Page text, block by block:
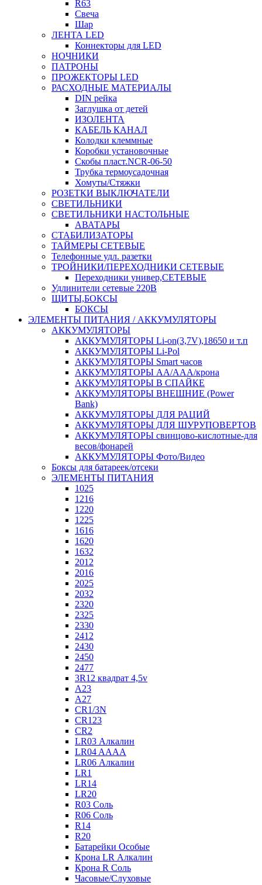
R63
Свеча
Шар
ЛЕНТА LED
Коннекторы для LED
НОЧНИКИ
ПАТРОНЫ
ПРОЖЕКТОРЫ LED
РАСХОДНЫЕ МАТЕРИАЛЫ
DIN рейка
Заглушка от детей
ИЗОЛЕНТА
КАБЕЛЬ КАНАЛ
Колодки клеммные
Коробки установочные
Скобы пласт.NCR-06-50
Трубка термоусадочная
Хомуты/Стяжки
РОЗЕТКИ ВЫКЛЮЧАТЕЛИ
СВЕТИЛЬНИКИ
СВЕТИЛЬНИКИ НАСТОЛЬНЫЕ
АВАТАРЫ
СТАБИЛИЗАТОРЫ
ТАЙМЕРЫ СЕТЕВЫЕ
Телефонные удл. разетки
ТРОЙНИКИ/ПЕРЕХОДНИКИ СЕТЕВЫЕ
Переходники универ,СЕТЕВЫЕ
Удлинители сетевые 220В
ЩИТЫ,БОКСЫ
БОКСЫ
ЭЛЕМЕНТЫ ПИТАНИЯ / АККУМУЛЯТОРЫ
АККУМУЛЯТОРЫ
АККУМУЛЯТОРЫ Li-on(3,7V),18650 и т.п
АККУМУЛЯТОРЫ Li-Pol
АККУМУЛЯТОРЫ Smart часов
АККУМУЛЯТОРЫ АА/ААА/крона
АККУМУЛЯТОРЫ В СПАЙКЕ
АККУМУЛЯТОРЫ ВНЕШНИЕ (Power
Bank)
АККУМУЛЯТОРЫ ДЛЯ РАЦИЙ
АККУМУЛЯТОРЫ ДЛЯ ШУРУПОВЕРТОВ
АККУМУЛЯТОРЫ свинцово-кислотные-для
весов/фонарей
АККУМУЛЯТОРЫ Фото/Видео
Боксы для батареек/отсеки
ЭЛЕМЕНТЫ ПИТАНИЯ
1025
1216
1220
1225
1616
1620
1632
2012
2016
2025
2032
2320
2325
2330
2412
2430
2450
2477
3R12 квадрат 4,5v
A23
A27
CR1/3N
CR123
CR2
LR03 Алкалин
LR04 AAAA
LR06 Алкалин
LR1
LR14
LR20
R03 Соль
R06 Соль
R14
R20
Батарейки Особые
Крона LR Алкалин
Крона R Соль
Часовые/Слуховые